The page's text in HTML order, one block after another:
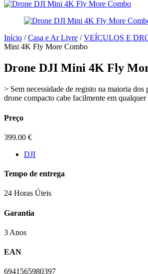
Início /Casa e Ar Livre /VEÍCULOS E
Mini 4K Fly More Combo
Drone DJI Mini 4K Fly
> Sem necessidade de registo na maioria dos
drone compacto cabe facilmente em qualquer
Preço
399.00 €
DJI
Tempo de entrega
24 Horas Úteis
Garantia
3 Anos
EAN
6941565980397